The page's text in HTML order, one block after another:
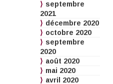
septembre
2021
décembre 2020
octobre 2020
septembre
2020
août 2020
mai 2020
avril 2020